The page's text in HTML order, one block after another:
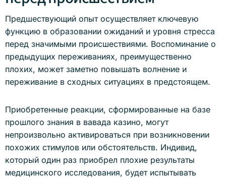
Предшествующий опыт осуществляет ключевую
функцию в образовании ожиданий и уровня стресса
перед значимыми происшествиями. Воспоминание о
предыдущих переживаниях, преимущественно
плохих, может заметно повышать волнение и
переживание в сходных ситуациях в предстоящем.
Приобретенные реакции, сформированные на базе
прошлого знания в вавада казино, могут
непроизвольно активироваться при возникновении
похожих стимулов или обстоятельств. Индивид,
который один раз приобрел плохие результаты
медицинского исследования, будет испытывать